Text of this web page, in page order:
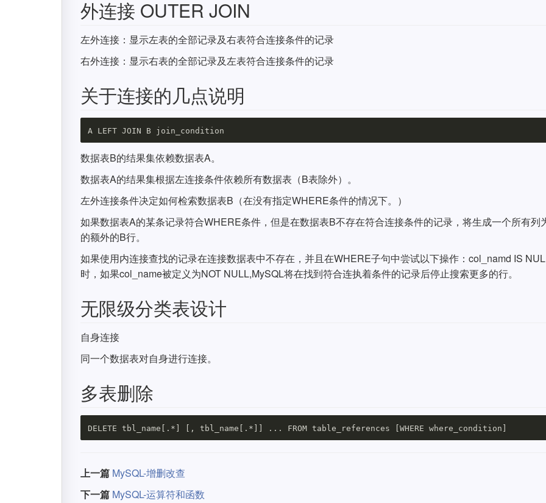
外连接 OUTER JOIN
左外连接：显示左表的全部记录及右表符合连接条件的记录
右外连接：显示右表的全部记录及左表符合连接条件的记录
关于连接的几点说明
数据表B的结果集依赖数据表A。
数据表A的结果集根据左连接条件依赖所有数据表（B表除外）。
左外连接条件决定如何检索数据表B（在没有指定WHERE条件的情况下。）
如果数据表A的某条记录符合WHERE条件，但是在数据表B不存在符合连接条件的记录，将生成一个所有列
的额外的B行。
如果使用内连接查找的记录在连接数据表中不存在，并且在WHERE子句中尝试以下操作：col_namd IS
时，如果col_name被定义为NOT NULL,MySQL将在找到符合连执着条件的记录后停止搜索更多的行。
无限级分类表设计
自身连接
同一个数据表对自身进行连接。
多表删除
上一篇 MySQL-增删改查
下一篇 MySQL-运算符和函数